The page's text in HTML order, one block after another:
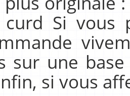
Si vous
sur une
si vous